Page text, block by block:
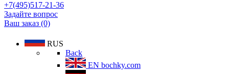
+7(495)517-21-36
Задайте вопрос
Ваш заказ (0)
RUS
Back
EN bochky.com